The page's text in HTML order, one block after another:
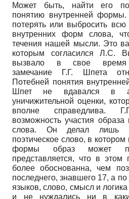
Может быть, найти его
понятию внутренней
потерять или выбросить всю
внутренних форм слова,
течения нашей мысли. Это
которым согласился Л.С.
вызвало в свое время
замечание Г.Г. Шпета
Потебней понятия
Шпет не вдавался в
уничижительной оценки,
вполне справедлива.
возможность участия
слова. Он делал лишь
поэтическое слово, в котором
формы образ может
представляется, что в
более обоснованна, чем
последнего, знавшего 17, а
языков, слово, смысл и
и не нуждались ни в